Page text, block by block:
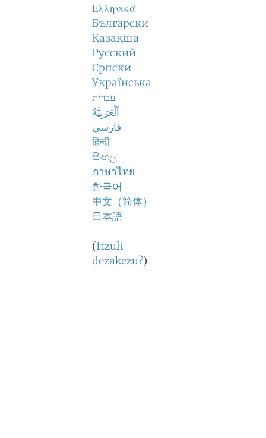
Ελληνικά
Български
Қазақша
Русский
Српски
Українська
עברית
اَلْعَرَبِيَّةُ
فارسی
हिन्दी
සිංහල
ภาษาไทย
한국어
中文（简体）
日本語
(Itzuli
dezakezu?)